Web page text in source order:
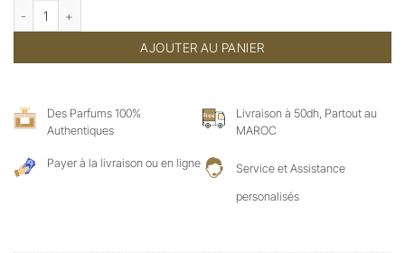
AJOUTER AU PANIER
Des Parfums 100%
Authentiques
Livraison à 50dh, Partout au
MAROC
Payer à la livraison ou en ligne Service et Assistance
personalisés